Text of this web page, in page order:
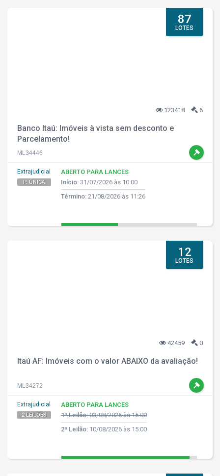
87
LOTES
123418 6
Banco Itaú: Imóveis à vista sem desconto e
Parcelamento!
ML34446
Extrajudicial
P. ÚNICA
ABERTO PARA LANCES
Início: 31/07/2026 às 10:00
Término: 21/08/2026 às 11:26
12
LOTES
42459 0
Itaú AF: Imóveis com o valor ABAIXO da avaliação!
ML34272
Extrajudicial
2 LEILÕES
ABERTO PARA LANCES
1º Leilão:03/08/2026 às 15:00
2ª Leilão: 10/08/2026 às 15:00